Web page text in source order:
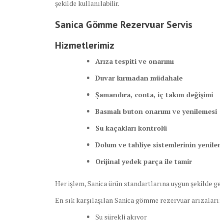
şekilde kullanılabilir.
Sanica Gömme Rezervuar Servis
Hizmetlerimiz
Arıza tespiti ve onarımı
Duvar kırmadan müdahale
Şamandıra, conta, iç takım değişimi
Basmalı buton onarımı ve yenilemesi
Su kaçakları kontrolü
Dolum ve tahliye sistemlerinin
Orijinal yedek parça ile tamir
Her işlem, Sanica ürün standartlarına uygun şekilde
En sık karşılaşılan Sanica gömme rezervuar arızaları:
Su sürekli akıyor